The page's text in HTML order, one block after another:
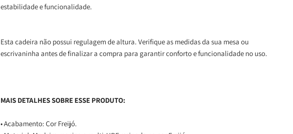
estabilidade e funcionalidade.
Esta cadeira não possui regulagem de altura. Verifique as medidas da sua mesa ou
escrivaninha antes de finalizar a compra para garantir conforto e funcionalidade no uso.
MAIS DETALHES SOBRE ESSE PRODUTO:
• Acabamento: Cor Freijó.